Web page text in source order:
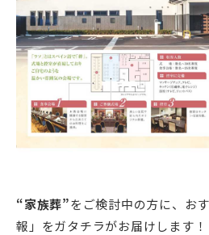
忘新年会・歓送迎会
“家族葬”をご検討中の方に、お
報」をガタチラがお届けします！